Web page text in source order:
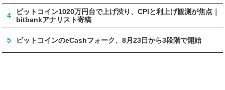
4
ビットコイン1020万円台で上げ渋り、CPIと利上げ観測が焦点｜
bitbankアナリスト寄稿
5 ビットコインのeCashフォーク、8月23日から3段階で開始